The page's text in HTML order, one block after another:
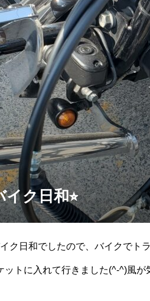
ク日和⭐︎
ク日和でしたので、バイクでト
ットに入れて行きました(^-^)風